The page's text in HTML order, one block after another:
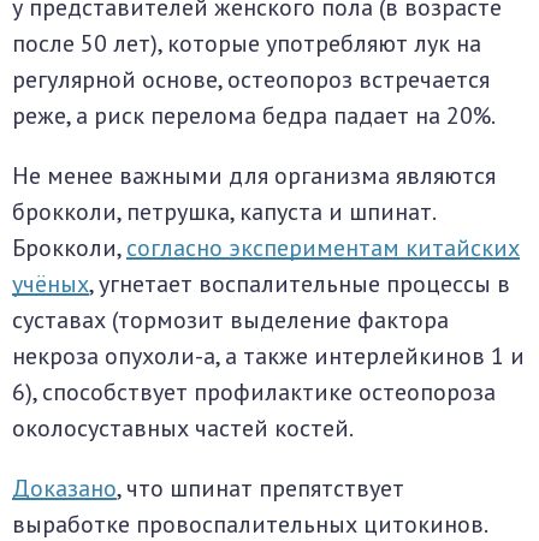
у представителей женского пола (в возрасте
после 50 лет), которые употребляют лук на
регулярной основе, остеопороз встречается
реже, а риск перелома бедра падает на 20%.
Не менее важными для организма являются
брокколи, петрушка, капуста и шпинат.
Брокколи,согласно экспериментам китайских
учёных, угнетает воспалительные процессы в
суставах (тормозит выделение фактора
некроза опухоли-а, а также интерлейкинов 1 и
6), способствует профилактике остеопороза
околосуставных частей костей.
Доказано, что шпинат препятствует
выработке провоспалительных цитокинов.